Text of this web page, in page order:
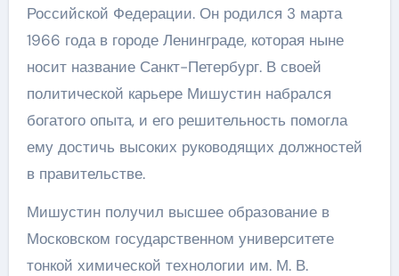
Российской Федерации. Он родился 3 марта
1966 года в городе Ленинграде, которая ныне
носит название Санкт-Петербург. В своей
политической карьере Мишустин набрался
богатого опыта, и его решительность помогла
ему достичь высоких руководящих должностей
в правительстве.
Мишустин получил высшее образование в
Московском государственном университете
тонкой химической технологии им. М. В.